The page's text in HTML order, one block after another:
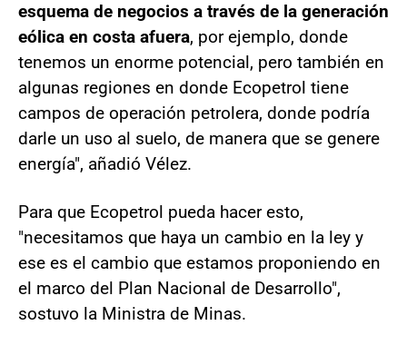
esquema de negocios a través de la generación
eólica en costa afuera, por ejemplo, donde
tenemos un enorme potencial, pero también en
algunas regiones en donde Ecopetrol tiene
campos de operación petrolera, donde podría
darle un uso al suelo, de manera que se genere
energía", añadió Vélez.
Para que Ecopetrol pueda hacer esto,
"necesitamos que haya un cambio en la ley y
ese es el cambio que estamos proponiendo en
el marco del Plan Nacional de Desarrollo",
sostuvo la Ministra de Minas.